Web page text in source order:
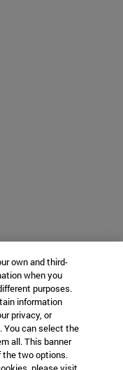
own and third-
when you
purposes.
information
privacy, or
You can select the
all. This banner
the two options.